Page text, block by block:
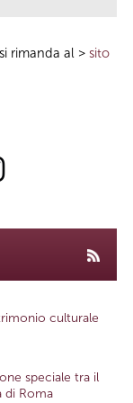
rimanda al > sito
culturale
speciale tra il
di Roma